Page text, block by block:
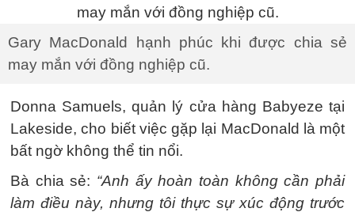
Gary MacDonald hạnh phúc khi được chia sẻ
may mắn với đồng nghiệp cũ.
Donna Samuels, quản lý cửa hàng Babyeze tại
Lakeside, cho biết việc gặp lại MacDonald là một
bất ngờ không thể tin nổi.
Bà chia sẻ: “Anh ấy hoàn toàn không cần phải
làm điều này, nhưng tôi thực sự xúc động trước